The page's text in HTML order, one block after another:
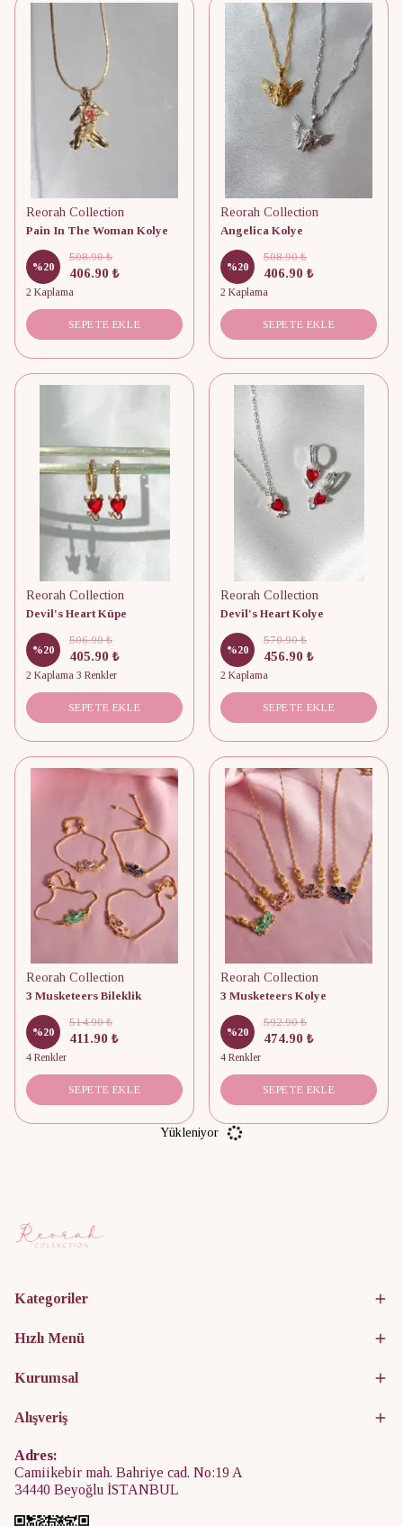
Reorah Collection
Pain In The Woman Kolye
%20
508.90 ₺
406.90 ₺
2 Kaplama
SEPETE EKLE
Reorah Collection
Angelica Kolye
%20
508.90 ₺
406.90 ₺
2 Kaplama
SEPETE EKLE
Reorah Collection
Devil's Heart Küpe
%20
506.90 ₺
405.90 ₺
2 Kaplama 3 Renkler
SEPETE EKLE
Reorah Collection
Devil's Heart Kolye
%20
570.90 ₺
456.90 ₺
2 Kaplama
SEPETE EKLE
Reorah Collection
3 Musketeers Bileklik
%20
514.90 ₺
411.90 ₺
4 Renkler
SEPETE EKLE
Reorah Collection
3 Musketeers Kolye
%20
592.90 ₺
474.90 ₺
4 Renkler
SEPETE EKLE
Yükleniyor
Kategoriler
Hızlı Menü
Kurumsal
Alışveriş
Adres:
Camiikebir mah. Bahriye cad. No:19 A
34440 Beyoğlu İSTANBUL